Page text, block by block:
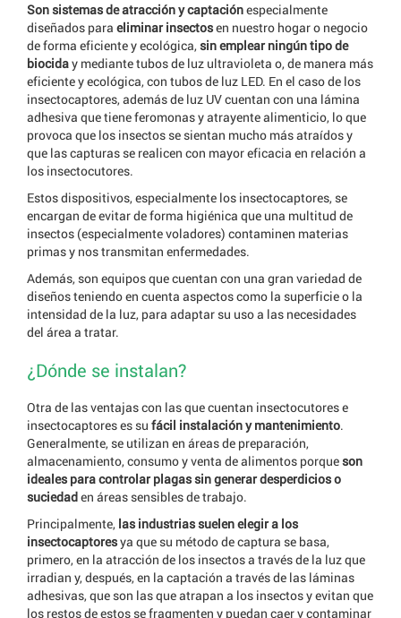
Son sistemas de atracción y captaciónespecialmente
diseñados para eliminar insectosen nuestro hogar o negocio
de forma eficiente y ecológica, sin emplear ningún tipo de
biociday mediante tubos de luz ultravioleta o, de manera más
eficiente y ecológica, con tubos de luz LED. En el caso de los
insectocaptores, además de luz UV cuentan con una lámina
adhesiva que tiene feromonas y atrayente alimenticio, lo que
provoca que los insectos se sientan mucho más atraídos y
que las capturas se realicen con mayor eficacia en relación a
los insectocutores.
Estos dispositivos, especialmente los insectocaptores, se
encargan de evitar de forma higiénica que una multitud de
insectos (especialmente voladores) contaminen materias
primas y nos transmitan enfermedades.
Además, son equipos que cuentan con una gran variedad de
diseños teniendo en cuenta aspectos como la superficie o la
intensidad de la luz, para adaptar su uso a las necesidades
del área a tratar.
¿Dónde se instalan?
Otra de las ventajas con las que cuentan insectocutores e
insectocaptores es su fácil instalación y mantenimiento.
Generalmente, se utilizan en áreas de preparación,
almacenamiento, consumo y venta de alimentos porqueson
ideales para controlar plagas sin generar desperdicios o
suciedaden áreas sensibles de trabajo.
Principalmente, las industrias suelen elegir a los
insectocaptoresya que su método de captura se basa,
primero, en la atracción de los insectos a través de la luz que
irradian y, después, en la captación a través de las láminas
adhesivas, que son las que atrapan a los insectos y evitan que
los restos de estos se fragmenten y puedan caer y contaminar